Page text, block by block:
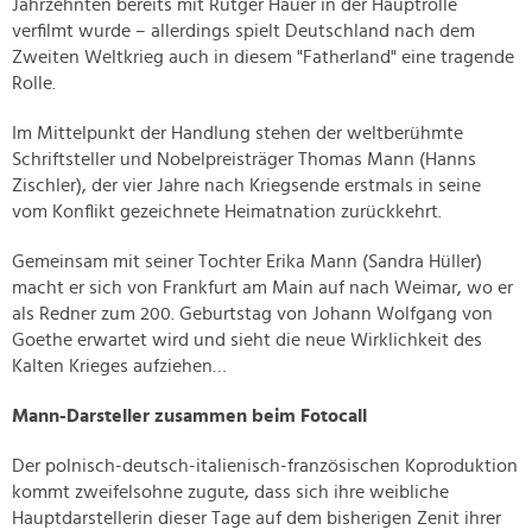
Jahrzehnten bereits mit Rutger Hauer in der Hauptrolle
verfilmt wurde – allerdings spielt Deutschland nach dem
Zweiten Weltkrieg auch in diesem "Fatherland" eine tragende
Rolle.
Im Mittelpunkt der Handlung stehen der weltberühmte
Schriftsteller und Nobelpreisträger Thomas Mann (Hanns
Zischler), der vier Jahre nach Kriegsende erstmals in seine
vom Konflikt gezeichnete Heimatnation zurückkehrt.
Gemeinsam mit seiner Tochter Erika Mann (Sandra Hüller)
macht er sich von Frankfurt am Main auf nach Weimar, wo er
als Redner zum 200. Geburtstag von Johann Wolfgang von
Goethe erwartet wird und sieht die neue Wirklichkeit des
Kalten Krieges aufziehen…
Mann-Darsteller zusammen beim Fotocall
Der polnisch-deutsch-italienisch-französischen Koproduktion
kommt zweifelsohne zugute, dass sich ihre weibliche
Hauptdarstellerin dieser Tage auf dem bisherigen Zenit ihrer